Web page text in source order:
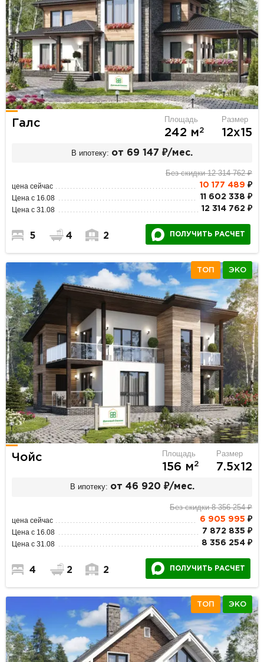
Галс Площадь
242 м2
Размер
12х15
В ипотеку: от 69 147 ₽/мес.
Без скидки 12 314 762 ₽
цена сейчас 10 177 489 ₽
Цена с 16.08 11 602 338 ₽
Цена с 31.08 12 314 762 ₽
5 4 2 ПОЛУЧИТЬ РАСЧЕТ
ТОП ЭКО
Чойс Площадь
156 м2
Размер
7.5х12
В ипотеку: от 46 920 ₽/мес.
Без скидки 8 356 254 ₽
цена сейчас 6 905 995 ₽
Цена с 16.08 7 872 835 ₽
Цена с 31.08 8 356 254 ₽
4 2 2 ПОЛУЧИТЬ РАСЧЕТ
ТОП ЭКО